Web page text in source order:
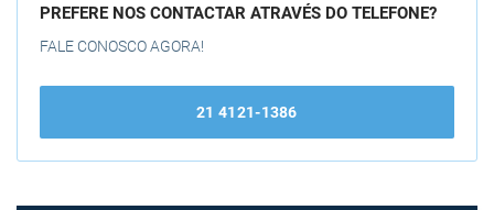
PREFERE NOS CONTACTAR ATRAVÉS DO TELEFONE?
FALE CONOSCO AGORA!
21 4121-1386